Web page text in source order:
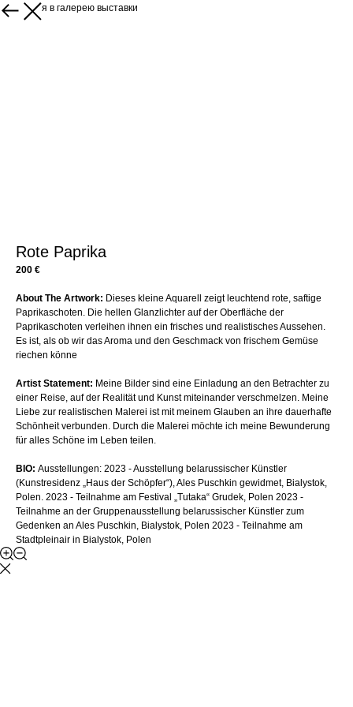
Вернуться в галерею выставки
Rote Paprika
200 €
About The Artwork: Dieses kleine Aquarell zeigt leuchtend rote, saftige
Paprikaschoten. Die hellen Glanzlichter auf der Oberfläche der
Paprikaschoten verleihen ihnen ein frisches und realistisches Aussehen.
Es ist, als ob wir das Aroma und den Geschmack von frischem Gemüse
riechen könne
Artist Statement: Meine Bilder sind eine Einladung an den Betrachter zu
einer Reise, auf der Realität und Kunst miteinander verschmelzen. Meine
Liebe zur realistischen Malerei ist mit meinem Glauben an ihre dauerhafte
Schönheit verbunden. Durch die Malerei möchte ich meine Bewunderung
für alles Schöne im Leben teilen.
BIO: Ausstellungen: 2023 - Ausstellung belarussischer Künstler
(Kunstresidenz „Haus der Schöpfer“), Ales Puschkin gewidmet, Bialystok,
Polen. 2023 - Teilnahme am Festival „Tutaka“ Grudek, Polen 2023 -
Teilnahme an der Gruppenausstellung belarussischer Künstler zum
Gedenken an Ales Puschkin, Bialystok, Polen 2023 - Teilnahme am
Stadtpleinair in Bialystok, Polen